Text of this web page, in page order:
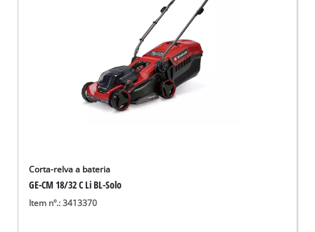
Corta-relva a bateria
GE-CM 18/32 C Li BL-Solo
Item nº.: 3413370